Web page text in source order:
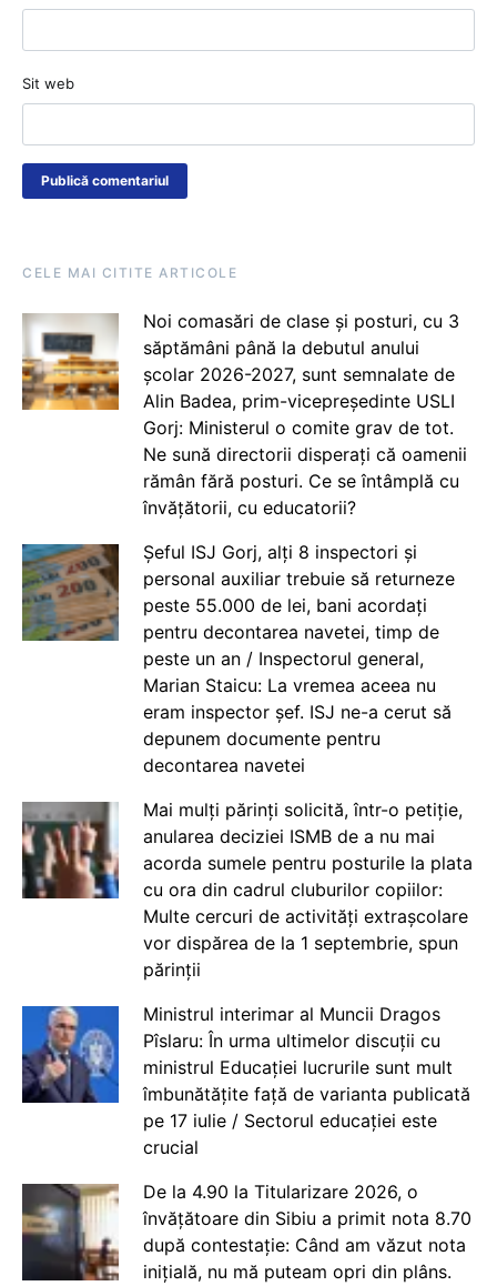
Sit web
CELE MAI CITITE ARTICOLE
Noi comasări de clase și posturi, cu 3
săptămâni până la debutul anului
școlar 2026-2027, sunt semnalate de
Alin Badea, prim-vicepreședinte USLI
Gorj: Ministerul o comite grav de tot.
Ne sună directorii disperați că oamenii
rămân fără posturi. Ce se întâmplă cu
învățătorii, cu educatorii?
Șeful ISJ Gorj, alți 8 inspectori și
personal auxiliar trebuie să returneze
peste 55.000 de lei, bani acordați
pentru decontarea navetei, timp de
peste un an / Inspectorul general,
Marian Staicu: La vremea aceea nu
eram inspector șef. ISJ ne-a cerut să
depunem documente pentru
decontarea navetei
Mai mulți părinți solicită, într-o petiție,
anularea deciziei ISMB de a nu mai
acorda sumele pentru posturile la plata
cu ora din cadrul cluburilor copiilor:
Multe cercuri de activități extrașcolare
vor dispărea de la 1 septembrie, spun
părinții
Ministrul interimar al Muncii Dragos
Pîslaru: În urma ultimelor discuții cu
ministrul Educației lucrurile sunt mult
îmbunătățite față de varianta publicată
pe 17 iulie / Sectorul educației este
crucial
De la 4.90 la Titularizare 2026, o
învățătoare din Sibiu a primit nota 8.70
după contestație: Când am văzut nota
inițială, nu mă puteam opri din plâns.